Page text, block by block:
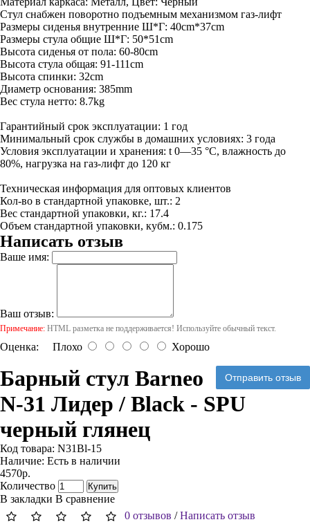
Стул снабжен поворотно подъемным механизмом газ-лифт
Размеры сиденья внутренние Ш*Г: 40cm*37cm
Размеры стула общие Ш*Г: 50*51cm
Высота сиденья от пола: 60-80cm
Высота стула общая: 91-111cm
Высота спинки: 32cm
Диаметр основания: 385mm
Вес стула нетто: 8.7kg
Гарантийный срок эксплуатации: 1 год
Минимальный срок службы в домашних условиях: 3 года
Условия эксплуатации и хранения: t 0—35 °С, влажность до
80%, нагрузка на газ-лифт до 120 кг
Техническая информация для оптовых клиентов
Кол-во в стандартной упаковке, шт.: 2
Вес стандартной упаковки, кг.: 17.4
Объем стандартной упаковки, кубм.: 0.175
Написать отзыв
Ваше имя:
Ваш отзыв:
Примечание: HTML разметка не поддерживается! Используйте обычный текст.
Оценка: Плохо Хорошо
Отправить отзыв
Барный стул Barneo
N-31 Лидер / Black - SPU
черный глянец
Код товара: N31Bl-15
Наличие: Есть в наличии
4570р.
Количество
Купить
В закладки В сравнение
0 отзывов /Написать отзыв